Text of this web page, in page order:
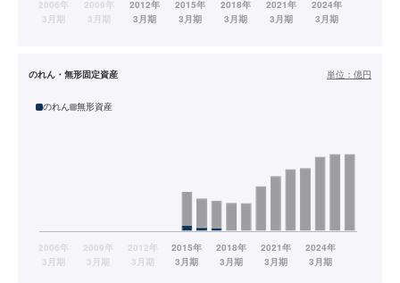
のれん・無形固定資産 単位： 億円
のれん 無形資産